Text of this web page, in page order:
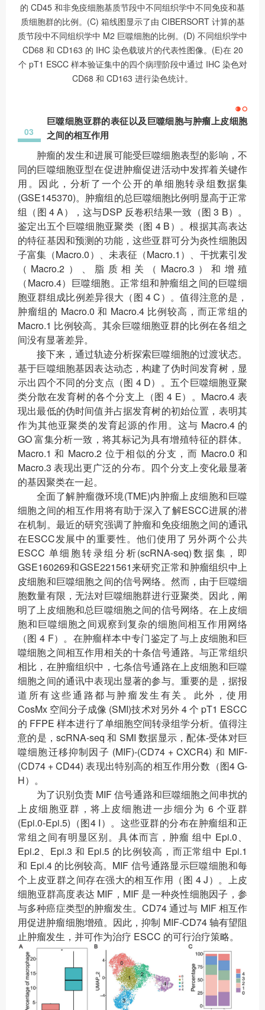
的 CD45 和非免疫细胞基质节段中不同组织学中不同免疫和基
质细胞群的比例。(C) 箱线图显示了由 CIBERSORT 计算的基
质节段中不同组织学中 M2 巨噬细胞的比例。(D) 不同组织学中
CD68 和 CD163 的 IHC 染色载玻片的代表性图像。(E)在 20
个 pT1 ESCC 样本验证集中的四个病理阶段中通过 IHC 染色对
CD68 和 CD163 进行染色统计。
03
巨噬细胞亚群的表征以及巨噬细胞与肿瘤上皮细胞
之间的相互作用
肿瘤的发生和进展可能受巨噬细胞表型的影响，不
同的巨噬细胞亚型在促进肿瘤促进活动中发挥着关键作
用。因此，分析了一个公开的单细胞转录组数据集
(GSE145370)。肿瘤组的总巨噬细胞比例明显高于正常
组（图 4 A），这与DSP 反卷积结果一致（图 3 B）。
鉴定出五个巨噬细胞亚聚类（图 4 B）。根据其高表达
的特征基因和预测的功能，这些亚群可分为炎性细胞因
子富集（Macro.0）、未表征（Macro.1）、干扰素引发
（Macro.2）、脂质相关（Macro.3）和增殖
（Macro.4）巨噬细胞。正常组和肿瘤组之间的巨噬细
胞亚群组成比例差异很大（图 4 C）。值得注意的是，
肿瘤组的 Macro.0 和 Macro.4 比例较高，而正常组的
Macro.1 比例较高。其余巨噬细胞亚群的比例在各组之
间没有显著差异。
接下来，通过轨迹分析探索巨噬细胞的过渡状态。
基于巨噬细胞基因表达动态，构建了伪时间发育树，显
示出四个不同的分支点（图 4 D）。五个巨噬细胞亚聚
类分散在发育树的各个分支上（图 4 E）。Macro.4 表
现出最低的伪时间值并占据发育树的初始位置，表明其
作为其他亚聚类的发育起源的作用。这与 Macro.4 的
GO 富集分析一致，将其标记为具有增殖特征的群体。
Macro.1 和 Macro.2 位于相似的分支，而 Macro.0 和
Macro.3 表现出更广泛的分布。四个分支上变化最显著
的基因聚类在一起。
全面了解肿瘤微环境(TME)内肿瘤上皮细胞和巨噬
细胞之间的相互作用将有助于深入了解ESCC进展的潜
在机制。最近的研究强调了肿瘤和免疫细胞之间的通讯
在ESCC发展中的重要性。他们使用了另外两个公共
ESCC 单细胞转录组分析(scRNA-seq)数据集，即
GSE160269和GSE221561来研究正常和肿瘤组织中上
皮细胞和巨噬细胞之间的信号网络。然而，由于巨噬细
胞数量有限，无法对巨噬细胞群进行亚聚类。因此，阐
明了上皮细胞和总巨噬细胞之间的信号网络。在上皮细
胞和巨噬细胞之间观察到复杂的细胞间相互作用网络
（图 4 F）。在肿瘤样本中专门鉴定了与上皮细胞和巨
噬细胞之间相互作用相关的十条信号通路。与正常组织
相比，在肿瘤组织中，七条信号通路在上皮细胞和巨噬
细胞之间的通讯中表现出显著的参与。重要的是，据报
道所有这些通路都与肿瘤发生有关。此外，使用
CosMx 空间分子成像 (SMI)技术对另外 4 个 pT1 ESCC
的 FFPE 样本进行了单细胞空间转录组学分析。值得注
意的是，scRNA-seq 和 SMI 数据显示，配体-受体对巨
噬细胞迁移抑制因子 (MIF)-(CD74 + CXCR4) 和 MIF-
(CD74 + CD44) 表现出特别高的相互作用分数（图4 G-
H）。
为了识别负责 MIF 信号通路和巨噬细胞之间串扰的
上皮细胞亚群，将上皮细胞进一步细分为 6 个亚群
(Epi.0-Epi.5)（图4 I）。这些亚群的分布在肿瘤组和正
常组之间有明显区别。具体而言，肿瘤 组中 Epi.0、
Epi.2、Epi.3 和 Epi.5 的比例较高，而正常组中 Epi.1
和 Epi.4 的比例较高。MIF 信号通路显示巨噬细胞和每
个上皮亚群之间存在强大的相互作用（图 4 J）。上皮
细胞亚群高度表达 MIF，MIF 是一种炎性细胞因子，参
与多种癌症类型的肿瘤发生。CD74 通过与 MIF 相互作
用促进肿瘤细胞增殖。因此，抑制 MIF-CD74 轴有望阻
止肿瘤发生，并可作为治疗 ESCC 的可行治疗策略。